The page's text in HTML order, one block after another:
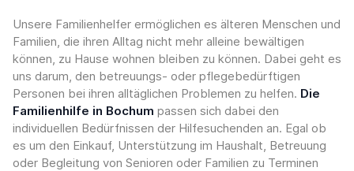
Unsere Familienhelfer ermöglichen es älteren Menschen und
Familien, die ihren Alltag nicht mehr alleine bewältigen
können, zu Hause wohnen bleiben zu können. Dabei geht es
uns darum, den betreuungs- oder pflegebedürftigen
Personen bei ihren alltäglichen Problemen zu helfen. Die
Familienhilfe in Bochum passen sich dabei den
individuellen Bedürfnissen der Hilfesuchenden an. Egal ob
es um den Einkauf, Unterstützung im Haushalt, Betreuung
oder Begleitung von Senioren oder Familien zu Terminen